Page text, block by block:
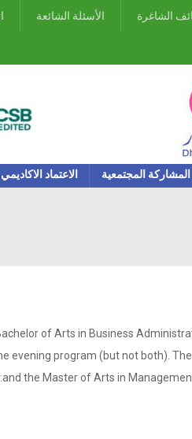
الشاغرة الأسئلة الشائعة
المشاركة المجتمعية الاعتماد الاكاديمي
of Arts in Business
evening program (but not both).
and the Master of Arts in